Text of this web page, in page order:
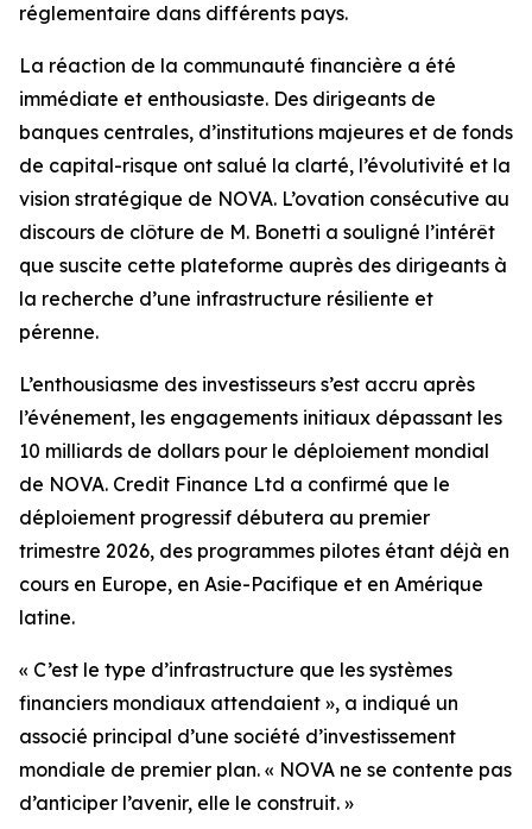
réglementaire dans différents pays.
La réaction de la communauté financière a été
immédiate et enthousiaste. Des dirigeants de
banques centrales, d’institutions majeures et de fonds
de capital-risque ont salué la clarté, l’évolutivité et la
vision stratégique de NOVA. L’ovation consécutive au
discours de clôture de M. Bonetti a souligné l’intérêt
que suscite cette plateforme auprès des dirigeants à
la recherche d’une infrastructure résiliente et
pérenne.
L’enthousiasme des investisseurs s’est accru après
l’événement, les engagements initiaux dépassant les
10 milliards de dollars pour le déploiement mondial
de NOVA. Credit Finance Ltd a confirmé que le
déploiement progressif débutera au premier
trimestre 2026, des programmes pilotes étant déjà en
cours en Europe, en Asie-Pacifique et en Amérique
latine.
« C’est le type d’infrastructure que les systèmes
financiers mondiaux attendaient », a indiqué un
associé principal d’une société d’investissement
mondiale de premier plan. « NOVA ne se contente pas
d’anticiper l’avenir, elle le construit. »